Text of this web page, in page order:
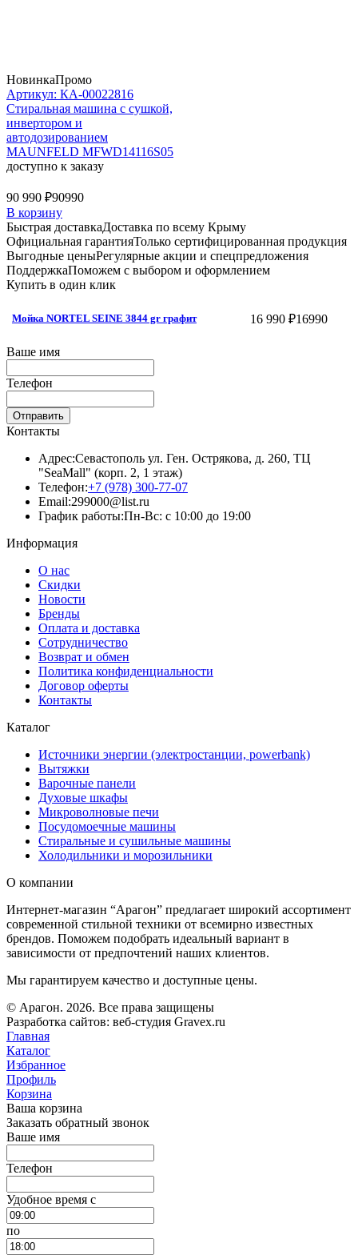
НовинкаПромо
Артикул: КА-00022816
Стиральная машина c сушкой,
инвертором и
автодозированием
MAUNFELD MFWD14116S05
доступно к заказу
90 990 ₽90990
В корзину
Быстрая доставкаДоставка по всему Крыму
Официальная гарантияТолько сертифицированная продукция
Выгодные ценыРегулярные акции и спецпредложения
ПоддержкаПоможем с выбором и оформлением
Купить в один клик
Мойка NORTEL SEINE 3844 gr графит 16 990 ₽16990
Ваше имя
Телефон
Отправить
Контакты
Адрес:Севастополь ул. Ген. Острякова, д. 260, ТЦ
"SeaMall" (корп. 2, 1 этаж)
Телефон:+7 (978) 300-77-07
Email:299000@list.ru
График работы:Пн-Вс: с 10:00 до 19:00
Информация
О нас
Скидки
Новости
Бренды
Оплата и доставка
Сотрудничество
Возврат и обмен
Политика конфиденциальности
Договор оферты
Контакты
Каталог
Источники энергии (электростанции, powerbank)
Вытяжки
Варочные панели
Духовые шкафы
Микроволновые печи
Посудомоечные машины
Стиральные и сушильные машины
Холодильники и морозильники
О компании
Интернет-магазин “Арагон” предлагает широкий ассортимент
современной стильной техники от всемирно известных
брендов. Поможем подобрать идеальный вариант в
зависимости от предпочтений наших клиентов.
Мы гарантируем качество и доступные цены.
© Арагон. 2026. Все права защищены
Разработка сайтов: веб-студия Gravex.ru
Главная
Каталог
Избранное
Профиль
Корзина
Ваша корзина
Заказать обратный звонок
Ваше имя
Телефон
Удобное время c
по